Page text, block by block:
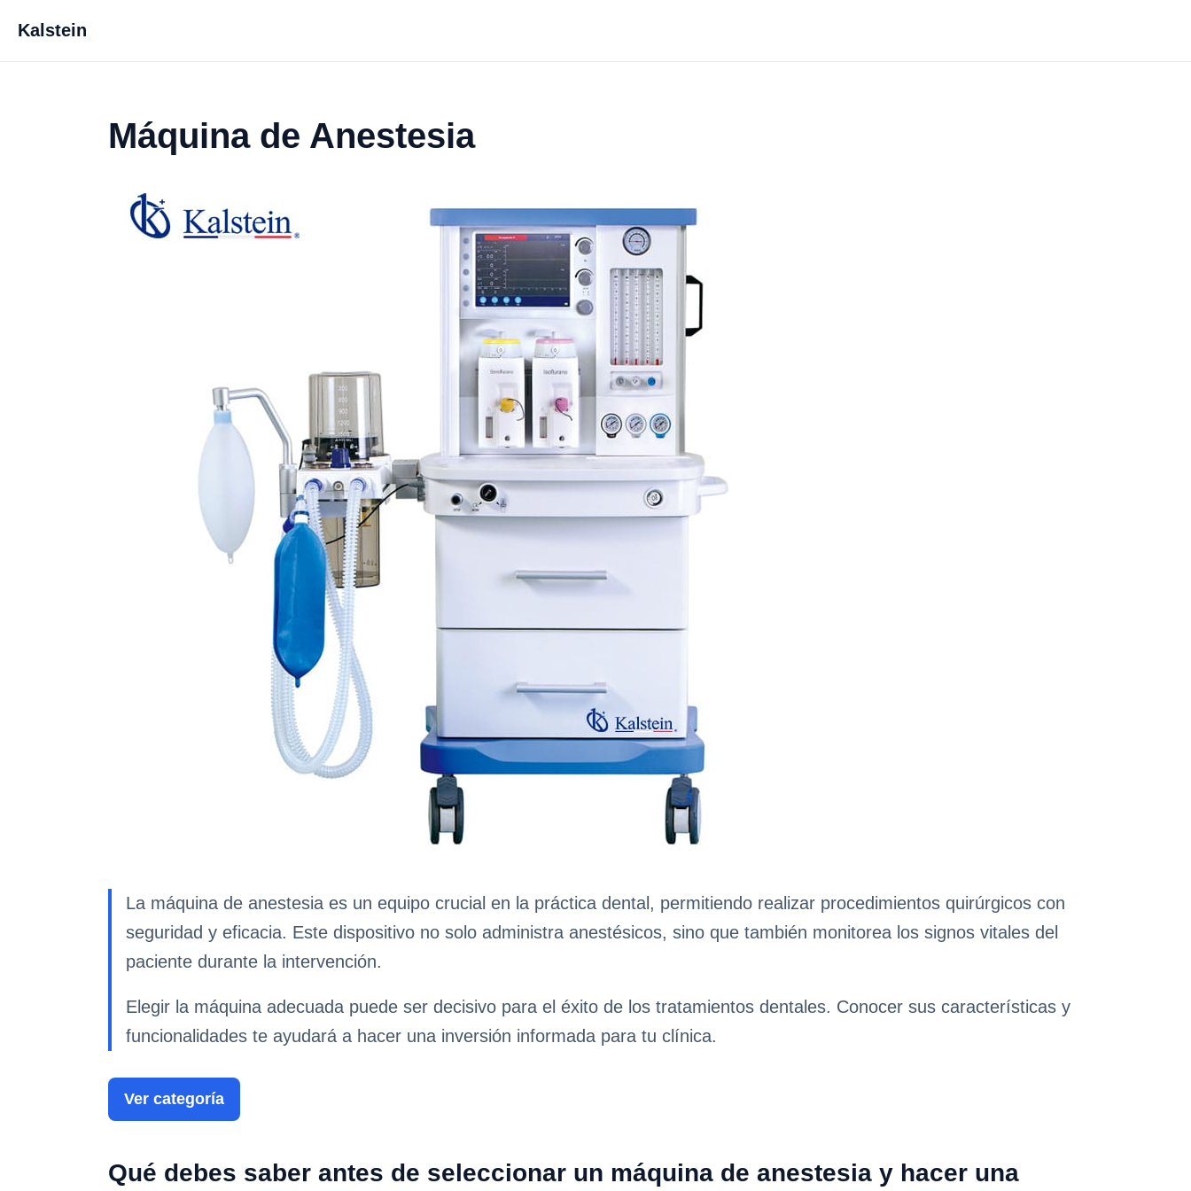
Kalstein
Máquina de Anestesia
La máquina de anestesia es un equipo crucial en la práctica dental, permitiendo realizar procedimientos quirúrgicos con
seguridad y eficacia. Este dispositivo no solo administra anestésicos, sino que también monitorea los signos vitales del
paciente durante la intervención.
Elegir la máquina adecuada puede ser decisivo para el éxito de los tratamientos dentales. Conocer sus características y
funcionalidades te ayudará a hacer una inversión informada para tu clínica.
Ver categoría
Qué debes saber antes de seleccionar un máquina de anestesia y hacer una